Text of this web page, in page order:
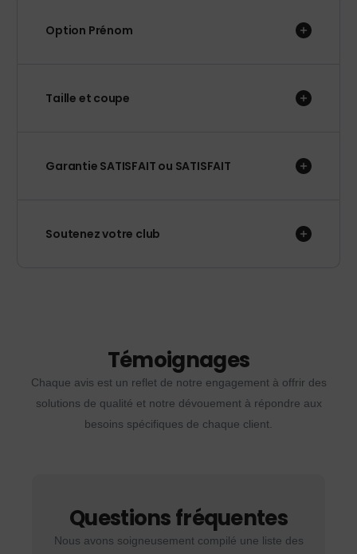
Option Prénom
Taille et coupe
Garantie SATISFAIT ou SATISFAIT
Soutenez votre club
Témoignages
Chaque avis est un reflet de notre engagement à offrir des
solutions de qualité et notre dévouement à répondre aux
besoins spécifiques de chaque client.
Questions fréquentes
Nous avons soigneusement compilé une liste des